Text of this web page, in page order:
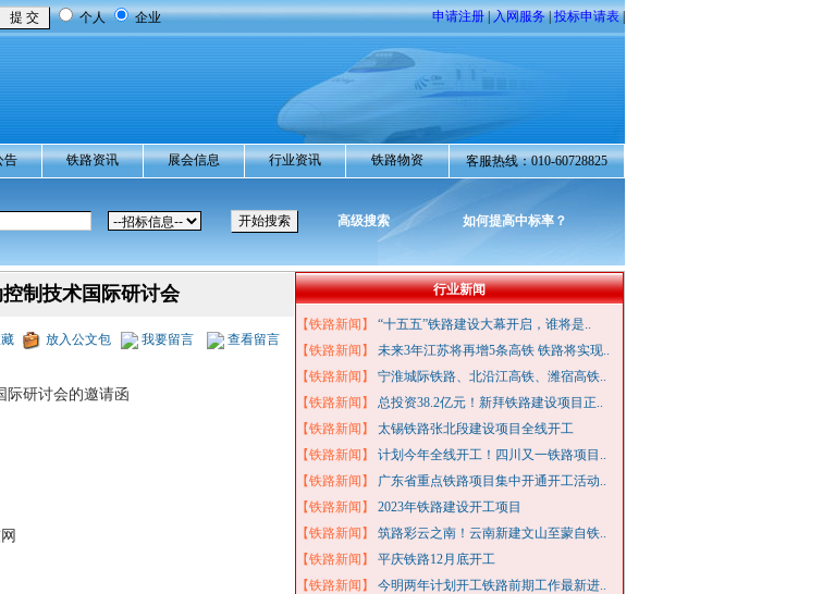
个人 企业 申请注册 | 入网服务 |投标申请表 |
告 铁路资讯 展会信息 行业资讯 铁路物资 客服热线：010-60728825
高级搜索 如何提高中标率？
制技术国际研讨会
放入公文包 我要留言 查看留言
际研讨会的邀请函
行业新闻
【铁路新闻】
“十五五”铁路建设大幕开启，谁将是..
【铁路新闻】
未来3年江苏将再增5条高铁 铁路将实现..
【铁路新闻】
宁淮城际铁路、北沿江高铁、潍宿高铁..
【铁路新闻】
总投资38.2亿元！新拜铁路建设项目正..
【铁路新闻】
太锡铁路张北段建设项目全线开工
【铁路新闻】
计划今年全线开工！四川又一铁路项目..
【铁路新闻】
广东省重点铁路项目集中开通开工活动..
【铁路新闻】
2023年铁路建设开工项目
【铁路新闻】
筑路彩云之南！云南新建文山至蒙自铁..
【铁路新闻】
平庆铁路12月底开工
【铁路新闻】
今明两年计划开工铁路前期工作最新进..